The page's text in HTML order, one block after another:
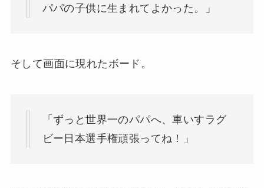
パパの子供に生まれてよかった。」
そして画面に現れたボード。
「ずっと世界一のパパへ、車いすラグ
ビー日本選手権頑張ってね！」